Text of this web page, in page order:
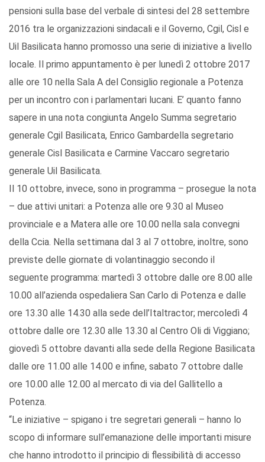
pensioni sulla base del verbale di sintesi del 28 settembre
2016 tra le organizzazioni sindacali e il Governo, Cgil, Cisl e
Uil Basilicata hanno promosso una serie di iniziative a livello
locale. Il primo appuntamento è per lunedì 2 ottobre 2017
alle ore 10 nella Sala A del Consiglio regionale a Potenza
per un incontro con i parlamentari lucani. E’ quanto fanno
sapere in una nota congiunta Angelo Summa segretario
generale Cgil Basilicata, Enrico Gambardella segretario
generale Cisl Basilicata e Carmine Vaccaro segretario
generale Uil Basilicata.
Il 10 ottobre, invece, sono in programma – prosegue la nota
– due attivi unitari: a Potenza alle ore 9.30 al Museo
provinciale e a Matera alle ore 10.00 nella sala convegni
della Ccia. Nella settimana dal 3 al 7 ottobre, inoltre, sono
previste delle giornate di volantinaggio secondo il
seguente programma: martedì 3 ottobre dalle ore 8.00 alle
10.00 all’azienda ospedaliera San Carlo di Potenza e dalle
ore 13.30 alle 14.30 alla sede dell’Italtractor; mercoledì 4
ottobre dalle ore 12.30 alle 13.30 al Centro Oli di Viggiano;
giovedì 5 ottobre davanti alla sede della Regione Basilicata
dalle ore 11.00 alle 14.00 e infine, sabato 7 ottobre dalle
ore 10.00 alle 12.00 al mercato di via del Gallitello a
Potenza.
“Le iniziative – spigano i tre segretari generali – hanno lo
scopo di informare sull’emanazione delle importanti misure
che hanno introdotto il principio di flessibilità di accesso